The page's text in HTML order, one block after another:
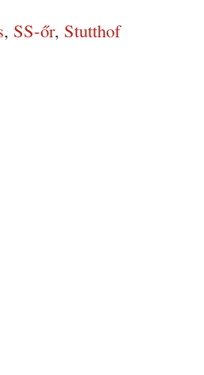
, SS-őr, Stutthof